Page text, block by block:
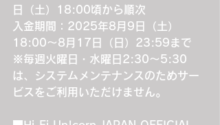
日（土）18:00頃から順次
入金期間：2025年8月9日（土）
18:00～8月17日（日）23:59まで
※毎週火曜日・水曜日2:30～5:30
は、システムメンテナンスのためサー
ビスをご利用いただけません。